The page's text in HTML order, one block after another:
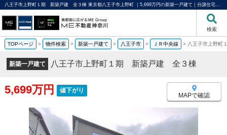
八王子市上野町１期 新築戸建 全３棟 東京都八王子市上野町 ｜5,699万円の新築一戸建て｜分譲住宅や新築物件｜ME不動産神奈川
検索
TOPページ > 物件検索 > 新築一戸建て > 八王子市 > ＪＲ中央線 > 八王子市上野
新築一戸建て 八王子市上野町１期 新築戸建 全３棟
5,699万円 値下がり
MAPで確認